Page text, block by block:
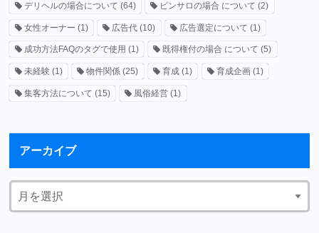
デリヘルの場合について (64) ピンサロの場合 について (2)
女性オーナー (1) 広告代 (10) 広告選定について (1)
成功方法FAQのタグで使用 (1) 既得権付の場合 について (5)
未経験(1) 物件関係 (25) 育成 (1) 育成企画(1)
集客方法について (15) 風俗経営 (1)
アーカイブ